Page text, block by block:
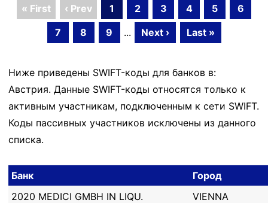
« First ‹ Prev 1 2 3 4 5
6
7
8 9 ... Next › Last »
Ниже приведены SWIFT-коды для банков в:
Австрия. Данные SWIFT-коды относятся только к
активным участникам, подключенным к сети SWIFT.
Коды пассивных участников исключены из данного
списка.
Банк
Город
2020 MEDICI GMBH IN LIQU.
VIENNA